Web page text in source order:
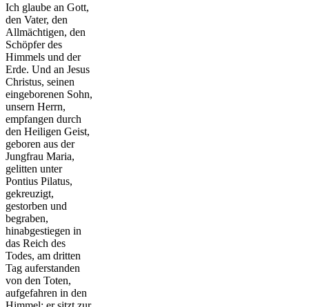
Ich glaube an Gott,
den Vater, den
Allmächtigen, den
Schöpfer des
Himmels und der
Erde. Und an Jesus
Christus, seinen
eingeborenen Sohn,
unsern Herrn,
empfangen durch
den Heiligen Geist,
geboren aus der
Jungfrau Maria,
gelitten unter
Pontius Pilatus,
gekreuzigt,
gestorben und
begraben,
hinabgestiegen in
das Reich des
Todes, am dritten
Tag auferstanden
von den Toten,
aufgefahren in den